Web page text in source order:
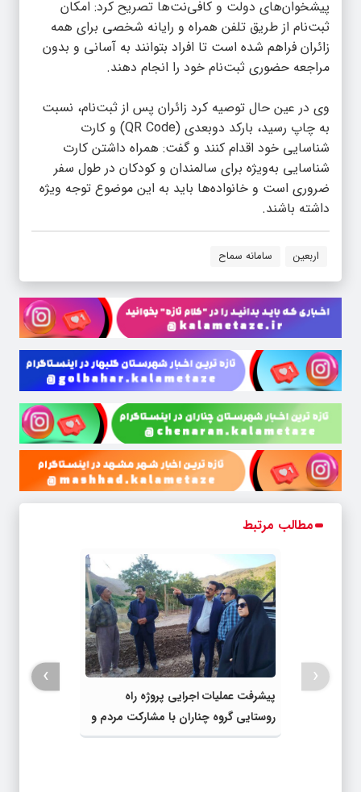
پیشخوان‌های دولت و کافی‌نت‌ها تصریح کرد: امکان
ثبت‌نام از طریق تلفن همراه و رایانه شخصی برای همه
زائران فراهم شده است تا افراد بتوانند به آسانی و بدون
مراجعه حضوری ثبت‌نام خود را انجام دهند.
وی در عین حال توصیه کرد زائران پس از ثبت‌نام، نسبت
به چاپ رسید، بارکد دوبعدی (QR Code) و کارت
شناسایی خود اقدام کنند و گفت: همراه داشتن کارت
شناسایی به‌ویژه برای سالمندان و کودکان در طول سفر
ضروری است و خانواده‌ها باید به این موضوع توجه ویژه
داشته باشند.
اربعین سامانه سماح
مطالب مرتبط
پیشرفت عملیات اجرایی پروژه راه
روستایی گروه چناران با مشارکت مردم و
اعتبارات دولتی
‹
›